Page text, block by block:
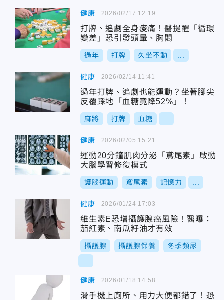
健康
打牌、追劇全身痠痛！醫提醒「循環
變差」恐引發頭暈、胸悶
過年 打牌 久坐不動
2026/02/17 12:19
健康
過年打牌、追劇也能運動？坐著腳尖
反覆踩地「血糖竟降52%」！
麻將 打牌 血糖
2026/02/14 11:41
健康
運動20分鐘肌肉分泌「鳶尾素」啟動
大腦學習修復模式
護腦運動 鳶尾素 記憶力
2026/02/05 15:21
健康
維生素E恐增攝護腺癌風險！醫曝：
茄紅素、南瓜籽油才有效
攝護腺 攝護腺保養 冬季頻尿
2026/01/24 17:03
健康
滑手機上廁所、用力大便都錯了！恐
2026/01/18 14:58